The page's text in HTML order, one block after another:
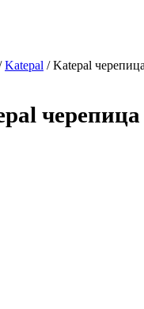
Katepal / Katepal
черепица